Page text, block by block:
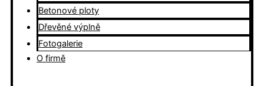
Betonové ploty
Dřevěné výplně
Fotogalerie
O firmě